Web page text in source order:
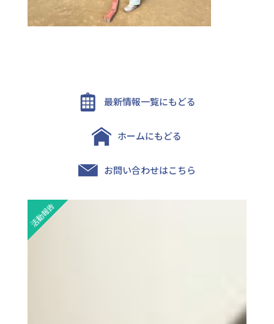
最新情報一覧にもどる
ホームにもどる
お問い合わせはこちら
活動報告